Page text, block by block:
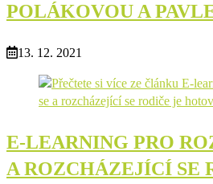
POLÁKOVOU A
13. 12. 2021
E-LEARNING PRO
A ROZCHÁZEJÍCÍ SE